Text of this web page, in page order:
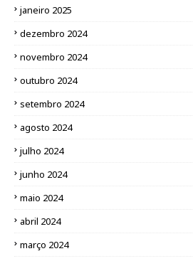
janeiro 2025
dezembro 2024
novembro 2024
outubro 2024
setembro 2024
agosto 2024
julho 2024
junho 2024
maio 2024
abril 2024
março 2024